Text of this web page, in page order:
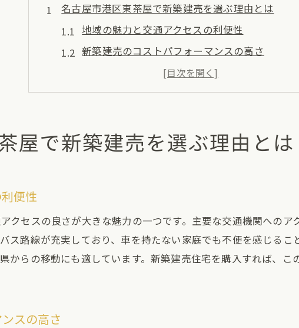
名古屋市港区東茶屋で新築建売を選ぶ理由とは
地域の魅力と交通アクセスの利便性
新築建売のコストパフォーマンスの高さ
家族連れや新婚夫婦に最適な住宅環境
教育施設の充実と子育て環境の良さ
新築建売住宅のデザインと設備の最新性
新築建売が名古屋市港区東茶屋で人気の秘密
地域コミュニティの温かさと安心感
将来性を見据えたエリアの発展性
家族向けの生活提案が豊富な住宅
屋で新築建売を選ぶ理由とは
便性
クセスの良さが大きな魅力の一つです。主要な交通機関へのア
ス路線が充実しており、車を持たない家庭でも不便を感じる
からの移動にも適しています。新築建売住宅を購入すれば、
スの高さ